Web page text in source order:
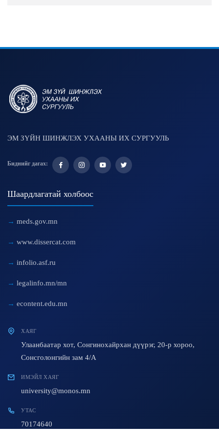
ЭМ ЗҮЙН ШИНЖЛЭХ УХААНЫ ИХ СУРГУУЛЬ
Биднийг дагах:
Шаардлагатай холбоос
meds.gov.mn
www.dissercat.com
infolio.asf.ru
legalinfo.mn/mn
econtent.edu.mn
ХАЯГ
Улаанбаатар хот, Сонгинохайрхан дүүрэг, 20-р хороо,
Сонсголонгийн зам 4/A
ИМЭЙЛ ХАЯГ
university@monos.mn
УТАС
70174640